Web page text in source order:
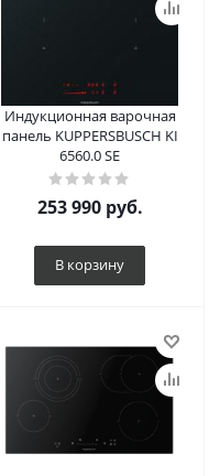
Индукционная варочная
панель KUPPERSBUSCH KI
6560.0 SE
253 990руб.
В корзину